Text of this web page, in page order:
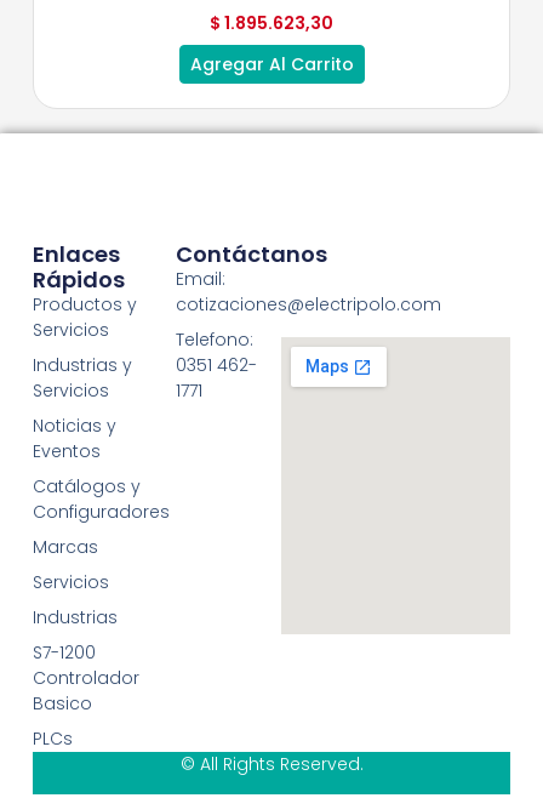
$ 1.895.623,30
Agregar Al Carrito
Enlaces
Rápidos
Productos y
Servicios
Industrias y
Servicios
Noticias y
Eventos
Catálogos y
Configuradores
Marcas
Servicios
Industrias
S7-1200
Controlador
Basico
PLCs
Contáctanos
Email:
cotizaciones@electripolo.com
Telefono:
0351 462-
1771
© All Rights Reserved.